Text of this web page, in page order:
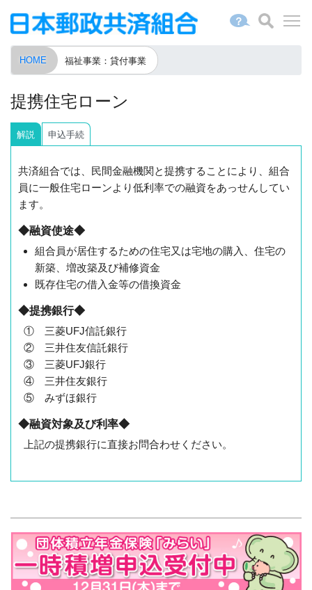
？
HOME 福祉事業：貸付事業
提携住宅ローン
解説 申込手続
共済組合では、民間金融機関と提携することにより、組合
員に一般住宅ローンより低利率での融資をあっせんしてい
ます。
◆融資使途◆
組合員が居住するための住宅又は宅地の購入、住宅の
新築、増改築及び補修資金
既存住宅の借入金等の借換資金
◆提携銀行◆
① 三菱UFJ信託銀行
② 三井住友信託銀行
③ 三菱UFJ銀行
④ 三井住友銀行
⑤ みずほ銀行
◆融資対象及び利率◆
上記の提携銀行に直接お問合わせください。